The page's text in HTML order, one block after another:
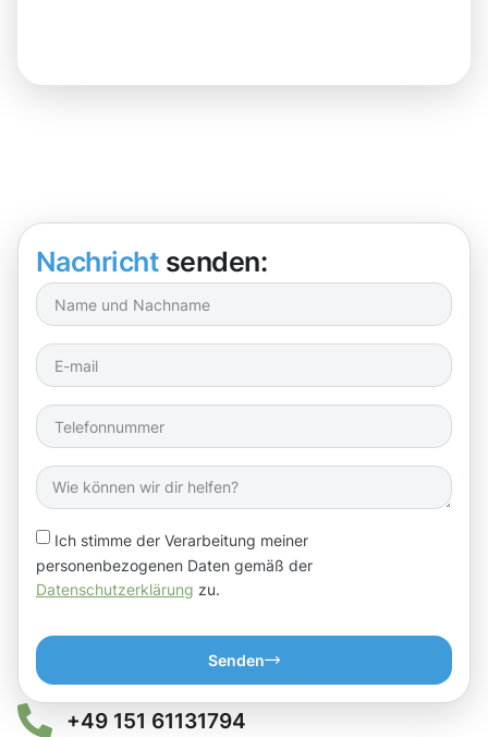
Nachricht senden:
Ich stimme der Verarbeitung meiner
personenbezogenen Daten gemäß der
Datenschutzerklärung zu.
Senden
+49 151 61131794